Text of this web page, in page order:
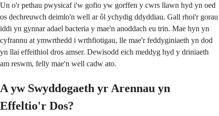
Un o'r pethau pwysicaf i'w gofio yw gorffen y cwrs llawn hyd yn oed
os dechreuwch deimlo'n well ar ôl ychydig ddyddiau. Gall rhoi'r gorau
iddi yn gynnar adael bacteria y mae'n anoddach eu trin. Mae hyn yn
cyfrannu at ymwrthedd i wrthfiotigau, lle mae'r feddyginiaeth yn dod
yn llai effeithiol dros amser. Dewisodd eich meddyg hyd y driniaeth
am reswm, felly mae'n well cadw ato.
A yw Swyddogaeth yr Arennau yn
Effeltio'r Dos?